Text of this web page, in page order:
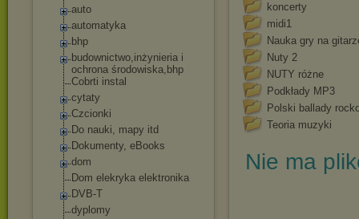
auto
automatyka
bhp
budownictwo,inżynieria i
ochrona środowiska,bhp
Cobrti instal
cytaty
Czcionki
Do nauki, mapy itd
Dokumenty, eBooks
dom
Dom elekryka elektronika
DVB-T
dyplomy
koncerty
midi1
Nauka gry na
Nuty 2
NUTY różne
Podkłady MP3
Polski ballady
Teoria muzyki
Nie ma